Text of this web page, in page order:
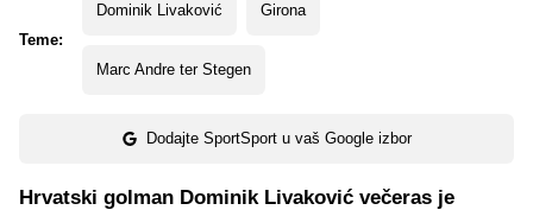
Teme:
Dominik Livaković Girona
Marc Andre ter Stegen
Dodajte SportSport u vaš Google izbor
Hrvatski golman Dominik Livaković večeras je